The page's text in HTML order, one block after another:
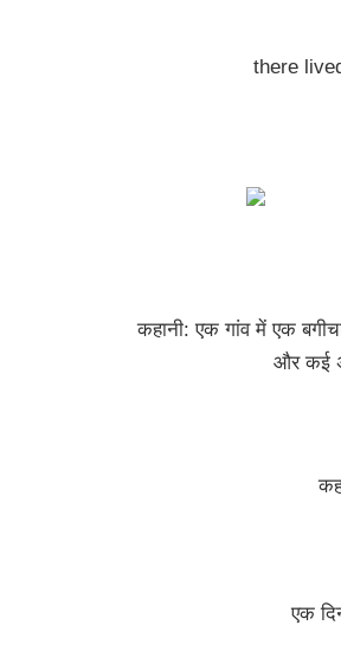
there
कहानी: एक गांव में एक
और कई
एक